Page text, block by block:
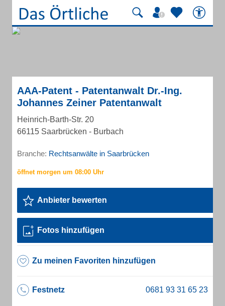
AAA-Patent - Patentanwalt Dr.-Ing.
Johannes Zeiner Patentanwalt
Heinrich-Barth-Str. 20
66115 Saarbrücken - Burbach
Branche: Rechtsanwälte in Saarbrücken
Anbieter bewerten
Fotos hinzufügen
Zu meinen Favoriten hinzufügen
Festnetz